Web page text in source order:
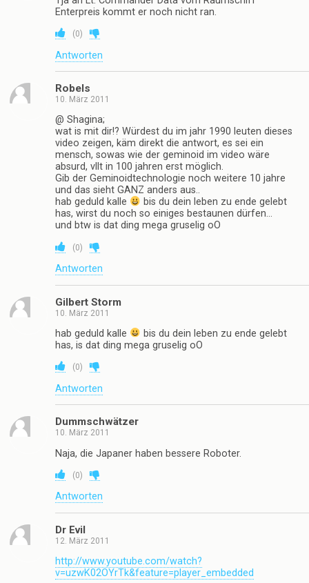
Enterpreis kommt er noch nicht ran.
(0)
Antworten
Robels
10. März 2011
@ Shagina;
wat is mit dir!? Würdest du im jahr 1990 leuten dieses
video zeigen, käm direkt die antwort, es sei ein
mensch, sowas wie der geminoid im video wäre
absurd, vllt in 100 jahren erst möglich.
Gib der Geminoidtechnologie noch weitere 10 jahre
und das sieht GANZ anders aus..
hab geduld kalle
bis du dein leben zu ende gelebt
has, wirst du noch so einiges bestaunen dürfen…
und btw is dat ding mega gruselig oO
(0)
Antworten
Gilbert Storm
10. März 2011
hab geduld kalle
bis du dein leben zu ende gelebt
has, is dat ding mega gruselig oO
(0)
Antworten
Dummschwätzer
10. März 2011
Naja, die Japaner haben bessere Roboter.
(0)
Antworten
Dr Evil
12. März 2011
http://www.youtube.com/watch?
v=uzwK02OYrTk&feature=player_embedded